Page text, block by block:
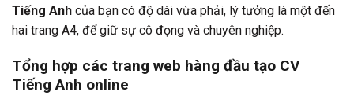
Tiếng Anh của bạn có độ dài vừa phải, lý tưởng là một đến
hai trang A4, để giữ sự cô đọng và chuyên nghiệp.
Tổng hợp các trang web hàng đầu tạo CV
Tiếng Anh online